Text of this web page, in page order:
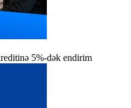
5%-dək endirim